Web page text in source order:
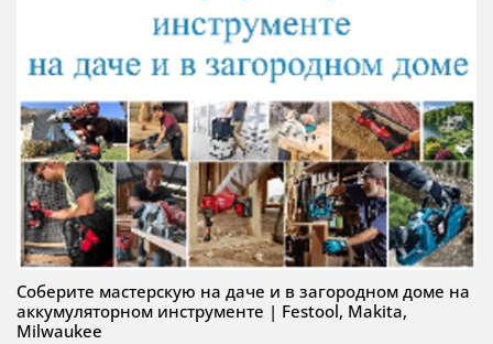
Соберите мастерскую на даче и в загородном доме на
аккумуляторном инструменте | Festool, Makita,
Milwaukee